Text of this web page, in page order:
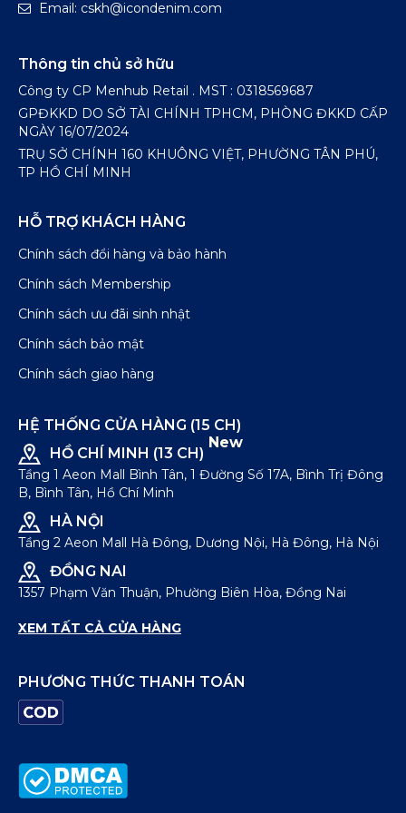
Email: cskh@icondenim.com
Thông tin chủ sở hữu
Công ty CP Menhub Retail . MST : 0318569687
GPĐKKD DO SỞ TÀI CHÍNH TPHCM, PHÒNG ĐKKD CẤP
NGÀY 16/07/2024
TRỤ SỞ CHÍNH 160 KHUÔNG VIỆT, PHƯỜNG TÂN PHÚ,
TP HỒ CHÍ MINH
HỖ TRỢ KHÁCH HÀNG
Chính sách đổi hàng và bảo hành
Chính sách Membership
Chính sách ưu đãi sinh nhật
Chính sách bảo mật
Chính sách giao hàng
HỆ THỐNG CỬA HÀNG (15 CH)
HỒ CHÍ MINH (13 CH)
New
Tầng 1 Aeon Mall Bình Tân, 1 Đường Số 17A, Bình Trị Đông
B, Bình Tân, Hồ Chí Minh
HÀ NỘI
Tầng 2 Aeon Mall Hà Đông, Dương Nội, Hà Đông, Hà Nội
ĐỒNG NAI
1357 Phạm Văn Thuận, Phường Biên Hòa, Đồng Nai
XEM TẤT CẢ CỬA HÀNG
PHƯƠNG THỨC THANH TOÁN